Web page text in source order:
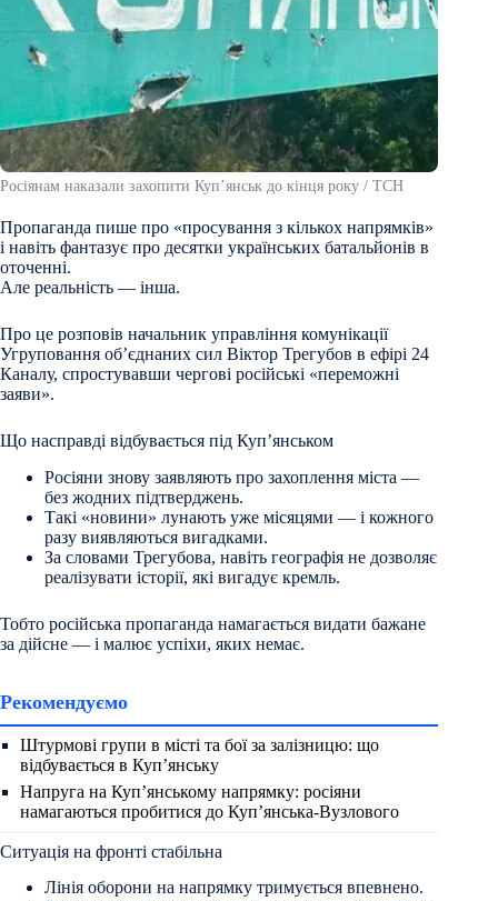
Росіянам наказали захопити Купʼянськ до кінця року / ТСН
Пропаганда пише про «просування з кількох напрямків»
і навіть фантазує про десятки українських батальйонів в
оточенні.
Але реальність — інша.
Про це розповів начальник управління комунікації
Угруповання об’єднаних сил Віктор Трегубов в ефірі 24
Каналу, спростувавши чергові російські «переможні
заяви».
Що насправді відбувається під Куп’янськом
Росіяни знову заявляють про захоплення міста —
без жодних підтверджень.
Такі «новини» лунають уже місяцями — і кожного
разу виявляються вигадками.
За словами Трегубова, навіть географія не дозволяє
реалізувати історії, які вигадує кремль.
Тобто російська пропаганда намагається видати бажане
за дійсне — і малює успіхи, яких немає.
Рекомендуємо
Штурмові групи в місті та бої за залізницю: що
відбувається в Куп’янську
Напруга на Куп’янському напрямку: росіяни
намагаються пробитися до Куп’янська-Вузлового
Ситуація на фронті стабільна
Лінія оборони на напрямку тримується впевнено.